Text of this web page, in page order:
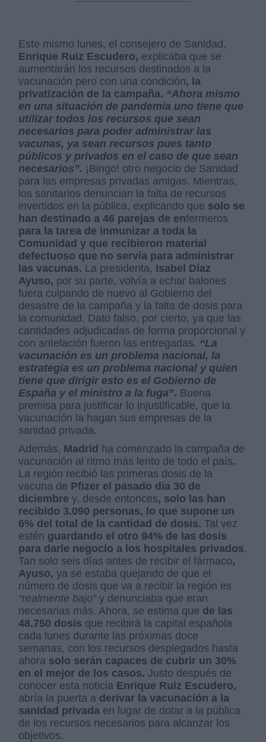
Este mismo lunes, el consejero de Sanidad,
Enrique Ruiz Escudero, explicaba que se
aumentarán los recursos destinados a la
vacunación pero con una condición, la
privatización de la campaña. “Ahora mismo
en una situación de pandemia uno tiene que
utilizar todos los recursos que sean
necesarios para poder administrar las
vacunas, ya sean recursos pues tanto
públicos y privados en el caso de que sean
necesarios”. ¡Bingo! otro negocio de Sanidad
para las empresas privadas amigas. Mientras,
los sanitarios denuncian la falta de recursos
invertidos en la pública, explicando que solo se
han destinado a 46 parejas de enfermeros
para la tarea de inmunizar a toda la
Comunidad y que recibieron material
defectuoso que no servía para administrar
las vacunas. La presidenta, Isabel Díaz
Ayuso, por su parte, volvía a echar balones
fuera culpando de nuevo al Gobierno del
desastre de la campaña y la falta de dosis para
la comunidad. Dato falso, por cierto, ya que las
cantidades adjudicadas de forma proporcional y
con antelación fueron las entregadas. “La
vacunación es un problema nacional, la
estrategia es un problema nacional y quien
tiene que dirigir esto es el Gobierno de
España y el ministro a la fuga”. Buena
premisa para justificar lo injustificable, que la
vacunación la hagan sus empresas de la
sanidad privada.
Además, Madrid ha comenzado la campaña de
vacunación al ritmo más lento de todo el país.
La región recibió las primeras dosis de la
vacuna de Pfizer el pasado día 30 de
diciembre y, desde entonces, solo las han
recibido 3.090 personas, lo que supone un
6% del total de la cantidad de dosis. Tal vez
estén guardando el otro 94% de las dosis
para darle negocio a los hospitales privados.
Tan solo seis días antes de recibir el fármaco,
Ayuso, ya se estaba quejando de que el
número de dosis que va a recibir la región es
“realmente bajo”y denunciaba que eran
necesarias más. Ahora, se estima que de las
48.750 dosis que recibirá la capital española
cada lunes durante las próximas doce
semanas, con los recursos desplegados hasta
ahora solo serán capaces de cubrir un 30%
en el mejor de los casos. Justo después de
conocer esta noticia Enrique Ruiz Escudero,
abría la puerta a derivar la vacunación a la
sanidad privada en lugar de dotar a la pública
de los recursos necesarios para alcanzar los
objetivos.